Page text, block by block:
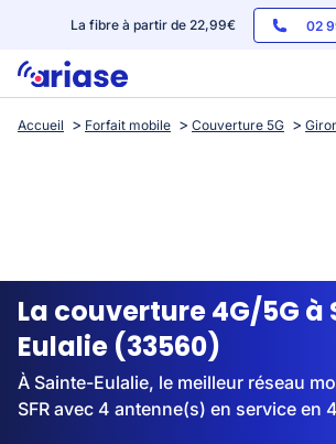
La fibre à partir de 22,99€ 02
Box internet
Streaming
Accueil Forfait mobile Couverture 5G
La couverture 4G/5G à
Eulalie (33560)
À Sainte-Eulalie, le meilleur réseau
SFR avec 4 antenne(s) en service en